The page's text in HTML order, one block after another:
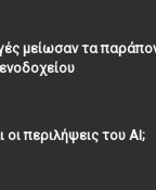
μείωσαν τα
οι περιλήψεις του ΑΙ;